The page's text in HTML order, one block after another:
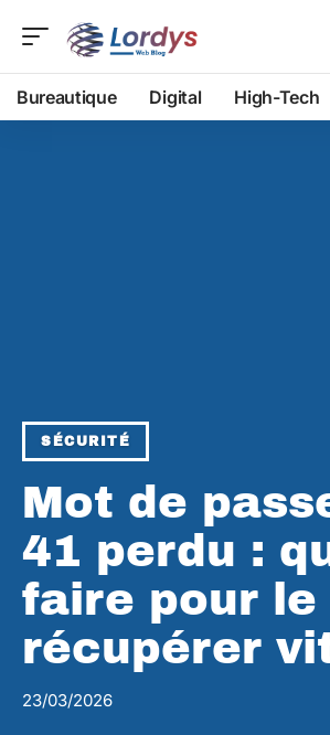
Bureautique Digital High-Tech
SÉCURITÉ
Mot de
41 perdu :
faire pour le
récupérer
23/03/2026